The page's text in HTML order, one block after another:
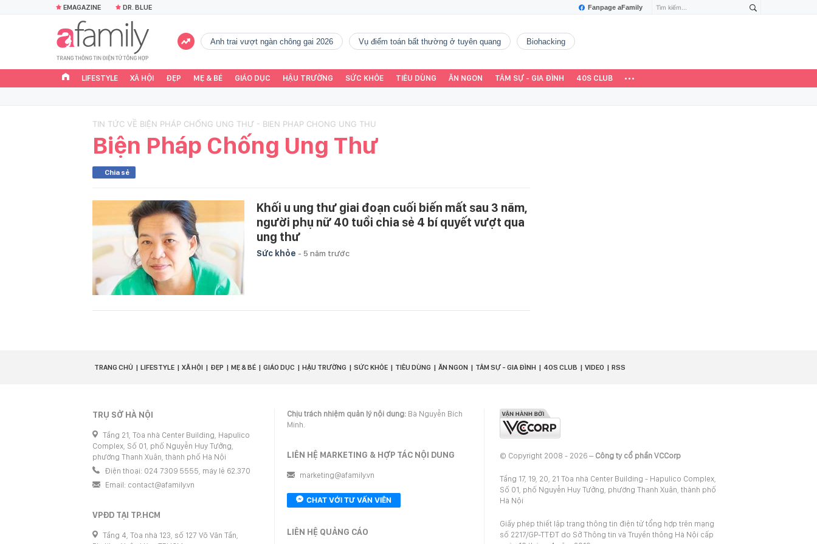
Fanpage aFamily
EMAGAZINE DR. BLUE
Anh trai vượt ngàn chông gai 2026 vụ điểm toán bất thường ở tuyên quang Biohacking
LIFESTYLE XÃ HỘI ĐẸP MẸ & BÉ GIÁO DỤC HẬU TRƯỜNG SỨC KHỎE TIÊU DÙNG ĂN NGON TÂM SỰ - GIA ĐÌNH 40S CLUB
TIN TỨC VỀ BIỆN PHÁP CHỐNG UNG THƯ - BIEN PHAP CHONG UNG THU
Biện Pháp Chống Ung Thư
Chia sẻ
Khối u ung thư giai đoạn cuối biến mất sau 3 năm,
người phụ nữ 40 tuổi chia sẻ 4 bí quyết vượt qua
ung thư
Sức khỏe - 5 năm trước
TRANG CHỦ LIFESTYLE XÃ HỘI ĐẸP MẸ & BÉ GIÁO DỤC HẬU TRƯỜNG SỨC KHỎE TIÊU DÙNG ĂN NGON TÂM SỰ - GIA ĐÌNH 40S CLUB VIDEO RSS
TRỤ SỞ HÀ NỘI
Tầng 21, Tòa nhà Center Building, Hapulico
Complex, Số 01, phố Nguyễn Huy Tưởng,
phường Thanh Xuân, thành phố Hà Nội
Điện thoại: 024 7309 5555, máy lẻ 62.370
Email: contact@afamily.vn
VPĐD TẠI TP.HCM
Tầng 4, Tòa nhà 123, số 127 Võ Văn Tần,
Chịu trách nhiệm quản lý nội dung: Bà Nguyễn Bích
Minh.
LIÊN HỆ MARKETING & HỢP TÁC NỘI DUNG
marketing@afamily.vn
CHAT VỚI TƯ VẤN VIÊN
LIÊN HỆ QUẢNG CÁO
© Copyright 2008 - 2026 – Công ty cổ phần VCCorp
Tầng 17, 19, 20, 21 Tòa nhà Center Building - Hapulico Complex,
Số 01, phố Nguyễn Huy Tưởng, phường Thanh Xuân, thành phố
Hà Nội
Giấy phép thiết lập trang thông tin điện tử tổng hợp trên mạng
số 2217/GP-TTĐT do Sở Thông tin và Truyền thông Hà Nội cấp